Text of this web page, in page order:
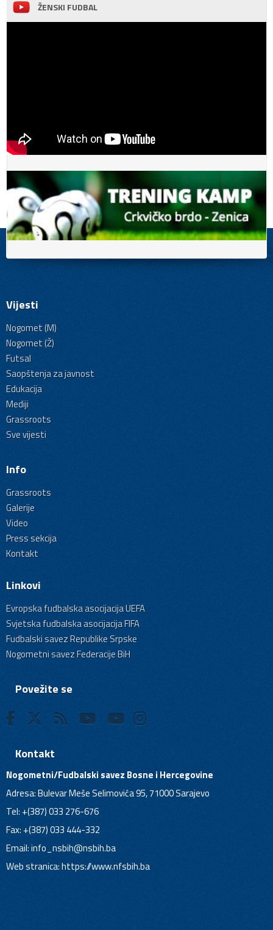
ŽENSKI FUDBAL
Vijesti
Nogomet (M)
Nogomet (Ž)
Futsal
Saopštenja za javnost
Edukacija
Mediji
Grassroots
Sve vijesti
Info
Grassroots
Galerije
Video
Press sekcija
Kontakt
Linkovi
Evropska fudbalska asocijacija UEFA
Svjetska fudbalska asocijacija FIFA
Fudbalski savez Republike Srpske
Nogometni savez Federacije BiH
Povežite se
Kontakt
Nogometni/Fudbalski savez Bosne i Hercegovine
Adresa: Bulevar Meše Selimovića 95, 71000 Sarajevo
Tel: +(387) 033 276-676
Fax: +(387) 033 444-332
Email:info_nsbih@nsbih.ba
Web stranica: https://www.nfsbih.ba